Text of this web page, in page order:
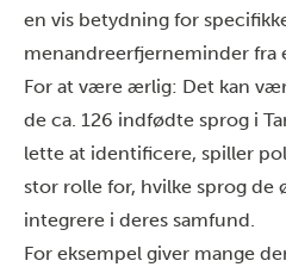
en vis betydning for
menandreerfjerneminder fra
For at være ærlig: Det kan
de ca. 126 indfødte sprog i
lette at identificere, spiller
stor rolle for, hvilke sprog de
integrere i deres samfund.
For eksempel giver mange